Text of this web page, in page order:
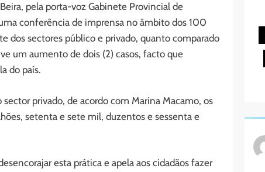
pela porta-voz Gabinete Provincial de
conferência de imprensa no âmbito dos 100
dos sectores público e privado, quanto comparado
um aumento de dois (2) casos, facto que
do país.
privado, de acordo com Marina Macamo, os
setenta e sete mil, duzentos e sessenta e
esta prática e apela aos cidadãos fazer